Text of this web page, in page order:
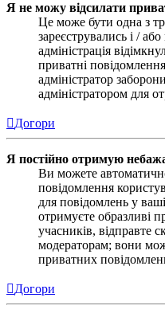
Я не можу відсилати
Це може бути одна з
зареєструвались і /
адміністрація
приватні
адміністратор
адміністратором для
Догори
Я постійно отримую
Ви можете
повідомлення
для повідомлень у
отримуєте образливі
учасників, відправте
модераторам; вони
приватних
Догори